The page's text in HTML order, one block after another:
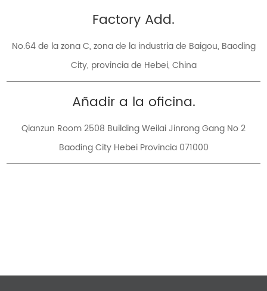
Factory Add.
No.64 de la zona C, zona de la industria de Baigou, Baoding
City, provincia de Hebei, China
Añadir a la oficina.
Qianzun Room 2508 Building Weilai Jinrong Gang No 2
Baoding City Hebei Provincia 071000